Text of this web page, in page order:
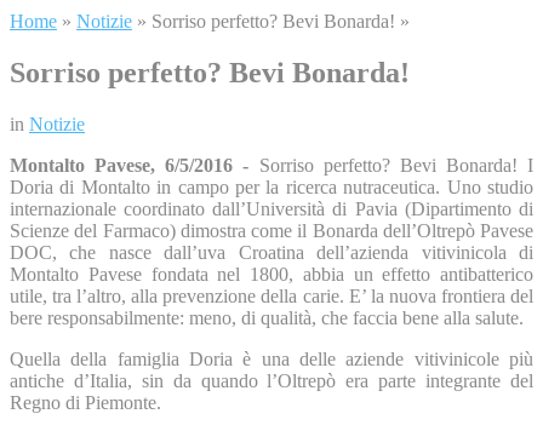
Home » Notizie » Sorriso perfetto? Bevi Bonarda! »
Sorriso perfetto? Bevi Bonarda!
in Notizie
Montalto Pavese, 6/5/2016 - Sorriso perfetto? Bevi Bonarda! I
Doria di Montalto in campo per la ricerca nutraceutica. Uno studio
internazionale coordinato dall’Università di Pavia (Dipartimento di
Scienze del Farmaco) dimostra come il Bonarda dell’Oltrepò Pavese
DOC, che nasce dall’uva Croatina dell’azienda vitivinicola di
Montalto Pavese fondata nel 1800, abbia un effetto antibatterico
utile, tra l’altro, alla prevenzione della carie. E’ la nuova frontiera del
bere responsabilmente: meno, di qualità, che faccia bene alla salute.
Quella della famiglia Doria è una delle aziende vitivinicole più
antiche d’Italia, sin da quando l’Oltrepò era parte integrante del
Regno di Piemonte.